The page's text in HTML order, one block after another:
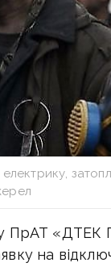
ПрАТ «ДТЕК
на